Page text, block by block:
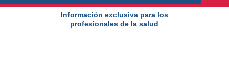
Información exclusiva para los
profesionales de la salud